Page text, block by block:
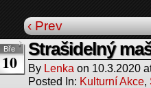
‹ Prev
Bře
10
Strašidelný
By Lenka on 10.3.2020
Posted In: Kulturní Akce,